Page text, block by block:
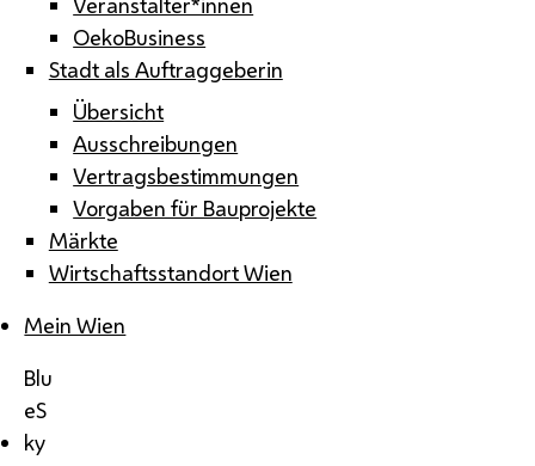
OekoBusiness
Stadt als Auftraggeberin
Übersicht
Ausschreibungen
Vertragsbestimmungen
Vorgaben für Bauprojekte
Märkte
Wirtschaftsstandort Wien
Mein Wien
Blu
eS
ky